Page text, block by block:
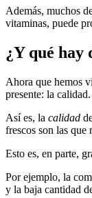
Además, muchos
vitaminas, puede
¿Y qué hay
Ahora que hemos
presente: la calidad.
Así es, la calidad
frescos son las que
Esto es, en parte,
Por ejemplo, la
y la baja cantidad